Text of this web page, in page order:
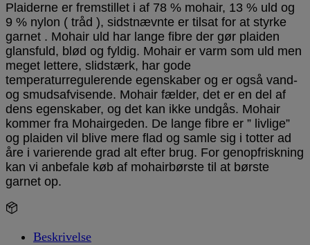
Plaiderne er fremstillet i af 78 % mohair, 13 % uld og
9 % nylon ( tråd ), sidstnævnte er tilsat for at styrke
garnet . Mohair uld har lange fibre der gør plaiden
glansfuld, blød og fyldig. Mohair er varm som uld men
meget lettere, slidstærk, har gode
temperaturregulerende egenskaber og er også vand-
og smudsafvisende. Mohair fælder, det er en del af
dens egenskaber, og det kan ikke undgås. Mohair
kommer fra Mohairgeden. De lange fibre er ” livlige”
og plaiden vil blive mere flad og samle sig i totter ad
åre i varierende grad alt efter brug. For genopfriskning
kan vi anbefale køb af mohairbørste til at børste
garnet op.
Beskrivelse